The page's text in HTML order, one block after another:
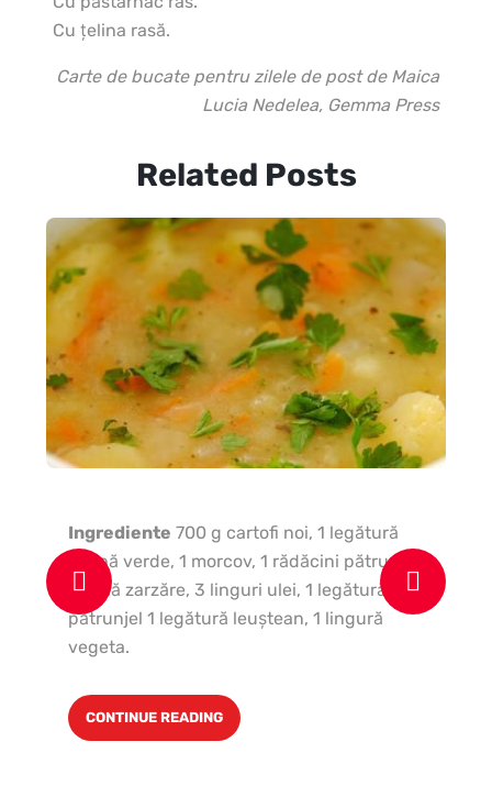
Cu ţelina rasă.
Carte de bucate pentru zilele de post de Maica
Lucia Nedelea, Gemma Press
Related Posts
Ingrediente 700 g cartofi noi, 1 legătură
ceapă verde, 1 morcov, 1 rădăcini pătrunjel,
1 cană zarzăre, 3 linguri ulei, 1 legătură
pătrunjel 1 legătură leuştean, 1 lingură
vegeta.
CONTINUE READING